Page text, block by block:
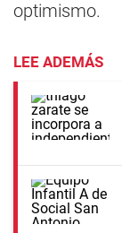
optimismo.
LEE ADEMÁS